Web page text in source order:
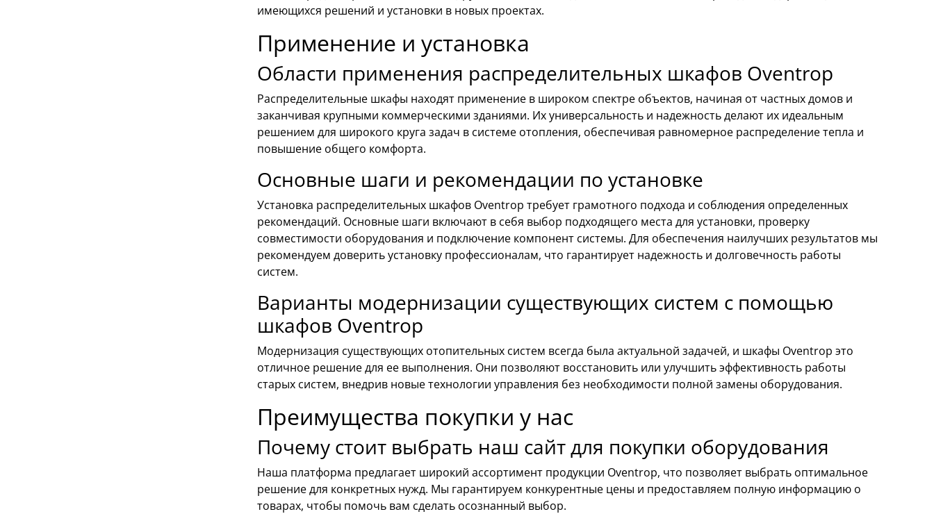
имеющихся решений и установки в новых проектах.
Применение и установка
Области применения распределительных шкафов Oventrop
Распределительные шкафы находят применение в широком спектре объектов, начиная от частных домов и
заканчивая крупными коммерческими зданиями. Их универсальность и надежность делают их идеальным
решением для широкого круга задач в системе отопления, обеспечивая равномерное распределение тепла и
повышение общего комфорта.
Основные шаги и рекомендации по установке
Установка распределительных шкафов Oventrop требует грамотного подхода и соблюдения определенных
рекомендаций. Основные шаги включают в себя выбор подходящего места для установки, проверку
совместимости оборудования и подключение компонент системы. Для обеспечения наилучших результатов мы
рекомендуем доверить установку профессионалам, что гарантирует надежность и долговечность работы
систем.
Варианты модернизации существующих систем с помощью
шкафов Oventrop
Модернизация существующих отопительных систем всегда была актуальной задачей, и шкафы Oventrop это
отличное решение для ее выполнения. Они позволяют восстановить или улучшить эффективность работы
старых систем, внедрив новые технологии управления без необходимости полной замены оборудования.
Преимущества покупки у нас
Почему стоит выбрать наш сайт для покупки оборудования
Наша платформа предлагает широкий ассортимент продукции Oventrop, что позволяет выбрать оптимальное
решение для конкретных нужд. Мы гарантируем конкурентные цены и предоставляем полную информацию о
товарах, чтобы помочь вам сделать осознанный выбор.